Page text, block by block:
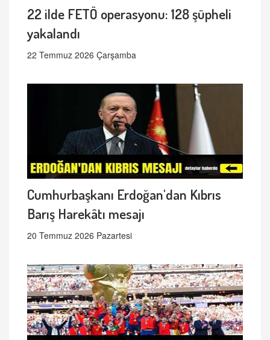
22 ilde FETÖ operasyonu: 128 şüpheli
yakalandı
22 Temmuz 2026 Çarşamba
Cumhurbaşkanı Erdoğan'dan Kıbrıs
Barış Harekâtı mesajı
20 Temmuz 2026 Pazartesi